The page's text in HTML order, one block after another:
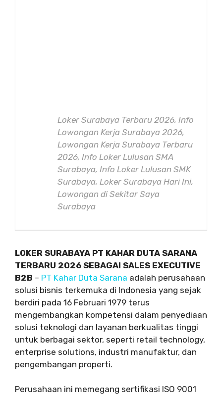
Loker Surabaya Terbaru 2026, Info
Lowongan Kerja Surabaya 2026,
Lowongan Kerja Surabaya Terbaru
2026, Info Loker Lulusan SMA
Surabaya, Info Loker Lulusan SMK
Surabaya, Loker Surabaya Hari Ini,
Lowongan di Sekitar Saya
Surabaya
LOKER SURABAYA PT KAHAR DUTA SARANA
TERBARU 2026 SEBAGAI SALES EXECUTIVE
B2B – PT Kahar Duta Sarana adalah perusahaan
solusi bisnis terkemuka di Indonesia yang sejak
berdiri pada 16 Februari 1979 terus
mengembangkan kompetensi dalam penyediaan
solusi teknologi dan layanan berkualitas tinggi
untuk berbagai sektor, seperti retail technology,
enterprise solutions, industri manufaktur, dan
pengembangan properti.
Perusahaan ini memegang sertifikasi ISO 9001